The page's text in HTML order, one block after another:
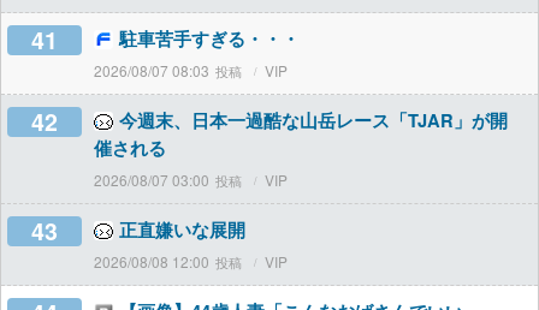
41 駐車苦手すぎる・・・
2026/08/07 08:03 VIP
42
今週末、日本一過酷な山岳レース「TJAR」が開
催される
2026/08/07 03:00 VIP
43 正直嫌いな展開
2026/08/08 12:00 VIP